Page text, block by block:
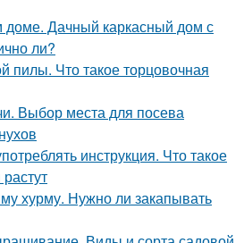
доме. Дачный каркасный дом с
ли?
пилы. Что такое торцовочная
Выбор места для посева
инструкция. Что такое
хурму. Нужно ли закапывать